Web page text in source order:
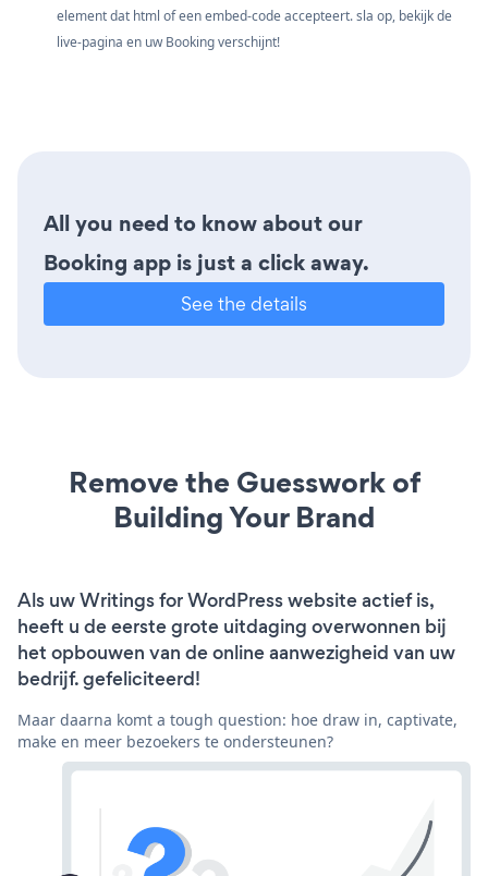
element dat html of een embed-code accepteert. sla op, bekijk de
live-pagina en uw Booking verschijnt!
All you need to know about our
Booking app is just a click away.
See the details
Remove the Guesswork of
Building Your Brand
Als uw Writings for WordPress website actief is,
heeft u de eerste grote uitdaging overwonnen bij
het opbouwen van de online aanwezigheid van uw
bedrijf. gefeliciteerd!
Maar daarna komt a tough question: hoe draw in, captivate,
make en meer bezoekers te ondersteunen?